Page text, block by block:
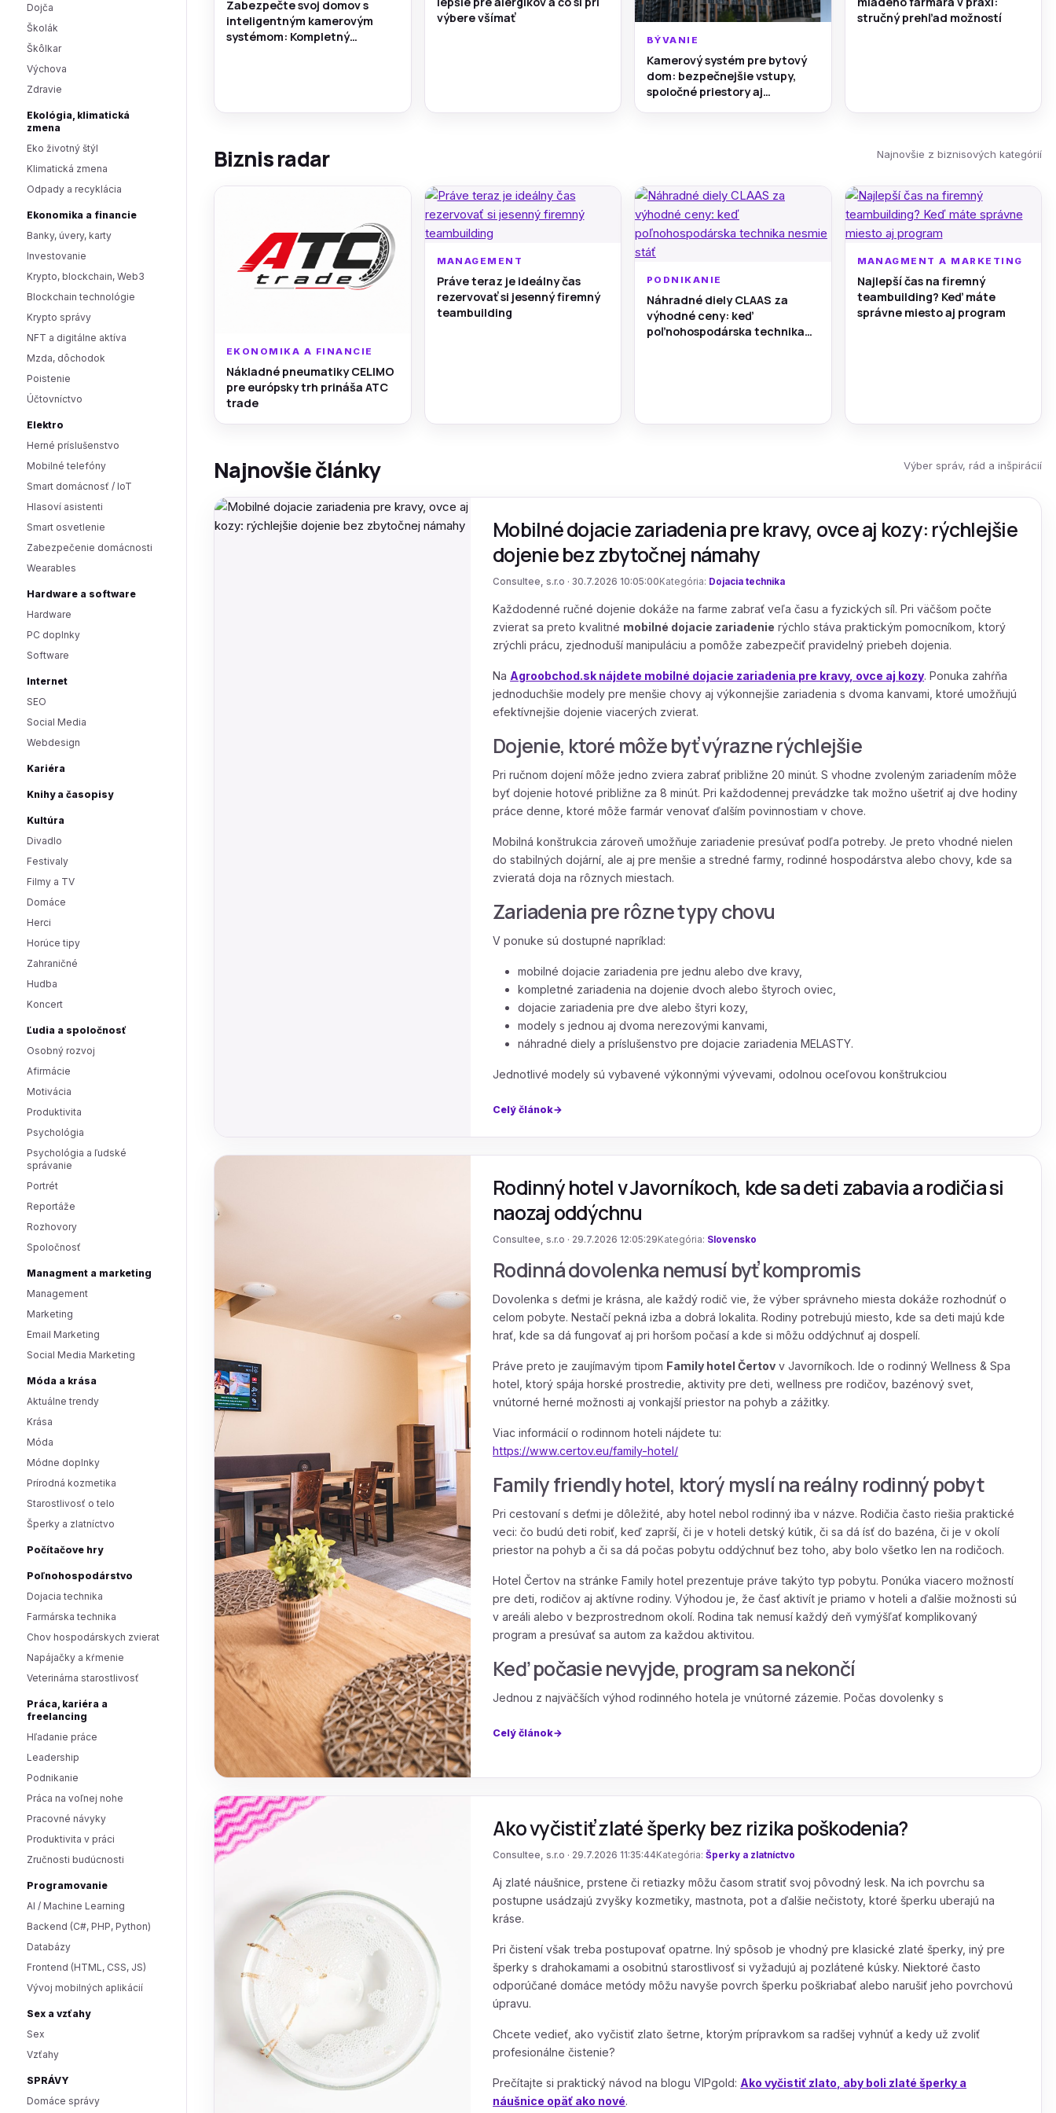
Dojča
Školák
Škôlkar
Výchova
Zdravie
Ekológia, klimatická
zmena
Eko životný štýl
Klimatická zmena
Odpady a recyklácia
Ekonomika a financie
Banky, úvery, karty
Investovanie
Krypto, blockchain, Web3
Blockchain technológie
Krypto správy
NFT a digitálne aktíva
Mzda, dôchodok
Poistenie
Účtovníctvo
Elektro
Herné príslušenstvo
Mobilné telefóny
Smart domácnosť / IoT
Hlasoví asistenti
Smart osvetlenie
Zabezpečenie domácnosti
Wearables
Hardware a software
Hardware
PC doplnky
Software
Internet
SEO
Social Media
Webdesign
Kariéra
Knihy a časopisy
Kultúra
Divadlo
Festivaly
Filmy a TV
Domáce
Herci
Horúce tipy
Zahraničné
Hudba
Koncert
Ľudia a spoločnosť
Osobný rozvoj
Afirmácie
Motivácia
Produktivita
Psychológia
Psychológia a ľudské
správanie
Portrét
Reportáže
Rozhovory
Spoločnosť
Managment a marketing
Management
Marketing
Email Marketing
Social Media Marketing
Móda a krása
Aktuálne trendy
Krása
Móda
Módne doplnky
Prírodná kozmetika
Starostlivosť o telo
Šperky a zlatníctvo
Počítačove hry
Poľnohospodárstvo
Dojacia technika
Farmárska technika
Chov hospodárskych zvierat
Napájačky a kŕmenie
Veterinárna starostlivosť
Práca, kariéra a
freelancing
Hľadanie práce
Leadership
Podnikanie
Práca na voľnej nohe
Pracovné návyky
Produktivita v práci
Zručnosti budúcnosti
Programovanie
AI / Machine Learning
Backend (C#, PHP, Python)
Databázy
Frontend (HTML, CSS, JS)
Vývoj mobilných aplikácií
Sex a vzťahy
Sex
Vzťahy
SPRÁVY
Domáce správy
Zabezpečte svoj domov s
inteligentným kamerovým
systémom: Kompletný
výbere všímať
BÝVANIE
Kamerový systém pre bytový
dom: bezpečnejšie vstupy,
spoločné priestory aj
stručný prehľad možností
Biznis radar Najnovšie z biznisových kategórií
EKONOMIKA A FINANCIE
Nákladné pneumatiky CELIMO
pre európsky trh prináša ATC
trade
MANAGEMENT
Práve teraz je ideálny čas
rezervovať si jesenný firemný
teambuilding
PODNIKANIE
Náhradné diely CLAAS za
výhodné ceny: keď
poľnohospodárska technika
MANAGMENT A MARKETING
Najlepší čas na firemný
teambuilding? Keď máte
správne miesto aj program
Najnovšie články Výber správ, rád a inšpirácií
Mobilné dojacie zariadenia pre kravy, ovce aj kozy: rýchlejšie
dojenie bez zbytočnej námahy
Consultee, s.r.o · 30.7.2026 10:05:00 Kategória: Dojacia technika
Každodenné ručné dojenie dokáže na farme zabrať veľa času a fyzických síl. Pri väčšom počte
zvierat sa preto kvalitné mobilné dojacie zariadenie rýchlo stáva praktickým pomocníkom, ktorý
zrýchli prácu, zjednoduší manipuláciu a pomôže zabezpečiť pravidelný priebeh dojenia.
Na Agroobchod.sk nájdete mobilné dojacie zariadenia pre kravy, ovce aj kozy. Ponuka zahŕňa
jednoduchšie modely pre menšie chovy aj výkonnejšie zariadenia s dvoma kanvami, ktoré umožňujú
efektívnejšie dojenie viacerých zvierat.
Dojenie, ktoré môže byť výrazne rýchlejšie
Pri ručnom dojení môže jedno zviera zabrať približne 20 minút. S vhodne zvoleným zariadením môže
byť dojenie hotové približne za 8 minút. Pri každodennej prevádzke tak možno ušetriť aj dve hodiny
práce denne, ktoré môže farmár venovať ďalším povinnostiam v chove.
Mobilná konštrukcia zároveň umožňuje zariadenie presúvať podľa potreby. Je preto vhodné nielen
do stabilných dojární, ale aj pre menšie a stredné farmy, rodinné hospodárstva alebo chovy, kde sa
zvieratá doja na rôznych miestach.
Zariadenia pre rôzne typy chovu
V ponuke sú dostupné napríklad:
mobilné dojacie zariadenia pre jednu alebo dve kravy,
kompletné zariadenia na dojenie dvoch alebo štyroch oviec,
dojacie zariadenia pre dve alebo štyri kozy,
modely s jednou aj dvoma nerezovými kanvami,
náhradné diely a príslušenstvo pre dojacie zariadenia MELASTY.
Jednotlivé modely sú vybavené výkonnými vývevami, odolnou oceľovou konštrukciou
Celý článok
Rodinný hotel v Javorníkoch, kde sa deti zabavia a rodičia si
naozaj oddýchnu
Consultee, s.r.o · 29.7.2026 12:05:29 Kategória: Slovensko
Rodinná dovolenka nemusí byť kompromis
Dovolenka s deťmi je krásna, ale každý rodič vie, že výber správneho miesta dokáže rozhodnúť o
celom pobyte. Nestačí pekná izba a dobrá lokalita. Rodiny potrebujú miesto, kde sa deti majú kde
hrať, kde sa dá fungovať aj pri horšom počasí a kde si môžu oddýchnuť aj dospelí.
Práve preto je zaujímavým tipom Family hotel Čertov v Javorníkoch. Ide o rodinný Wellness & Spa
hotel, ktorý spája horské prostredie, aktivity pre deti, wellness pre rodičov, bazénový svet,
vnútorné herné možnosti aj vonkajší priestor na pohyb a zážitky.
Viac informácií o rodinnom hoteli nájdete tu:
https://www.certov.eu/family-hotel/
Family friendly hotel, ktorý myslí na reálny rodinný pobyt
Pri cestovaní s deťmi je dôležité, aby hotel nebol rodinný iba v názve. Rodičia často riešia praktické
veci: čo budú deti robiť, keď zaprší, či je v hoteli detský kútik, či sa dá ísť do bazéna, či je v okolí
priestor na pohyb a či sa dá počas pobytu oddýchnuť bez toho, aby bolo všetko len na rodičoch.
Hotel Čertov na stránke Family hotel prezentuje práve takýto typ pobytu. Ponúka viacero možností
pre deti, rodičov aj aktívne rodiny. Výhodou je, že časť aktivít je priamo v hoteli a ďalšie možnosti sú
v areáli alebo v bezprostrednom okolí. Rodina tak nemusí každý deň vymýšľať komplikovaný
program a presúvať sa autom za každou aktivitou.
Keď počasie nevyjde, program sa nekončí
Jednou z najväčších výhod rodinného hotela je vnútorné zázemie. Počas dovolenky s
Celý článok
Ako vyčistiť zlaté šperky bez rizika poškodenia?
Consultee, s.r.o · 29.7.2026 11:35:44 Kategória:Šperky a zlatníctvo
Aj zlaté náušnice, prstene či retiazky môžu časom stratiť svoj pôvodný lesk. Na ich povrchu sa
postupne usádzajú zvyšky kozmetiky, mastnota, pot a ďalšie nečistoty, ktoré šperku uberajú na
kráse.
Pri čistení však treba postupovať opatrne. Iný spôsob je vhodný pre klasické zlaté šperky, iný pre
šperky s drahokamami a osobitnú starostlivosť si vyžadujú aj pozlátené kúsky. Niektoré často
odporúčané domáce metódy môžu navyše povrch šperku poškriabať alebo narušiť jeho povrchovú
úpravu.
Chcete vedieť, ako vyčistiť zlato šetrne, ktorým prípravkom sa radšej vyhnúť a kedy už zvoliť
profesionálne čistenie?
Prečítajte si praktický návod na blogu VIPgold: Ako vyčistiť zlato, aby boli zlaté šperky a
náušnice opäť ako nové.